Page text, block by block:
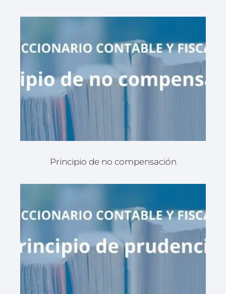
Principio de no compensación